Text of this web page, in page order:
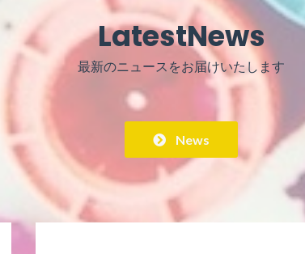
LatestNews
最新のニュースをお届けいたします
News